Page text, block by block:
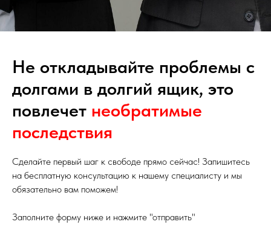
Не откладывайте проблемы с
долгами в долгий ящик, это
повлечет необратимые
последствия
Сделайте первый шаг к свободе прямо сейчас! Запишитесь
на бесплатную консультацию к нашему специалисту и мы
обязательно вам поможем!
Заполните форму ниже и нажмите "отправить"
8 800 700-62-91
Главная
Услуги
Блог
Дзен
Одноклассники
Telegram